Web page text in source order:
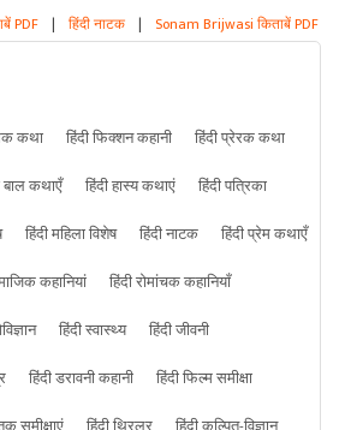
PDF | हिंदी नाटक | Sonam Brijwasi किताबें PDF
कथा हिंदी फिक्शन कहानी
हिंदी प्रेरक कथा
बाल कथाएँ हिंदी हास्य कथाएं
हिंदी पत्रिका
हिंदी महिला विशेष हिंदी नाटक
हिंदी प्रेम कथाएँ
कहानियां
हिंदी रोमांचक कहानियाँ
हिंदी स्वास्थ्य
हिंदी जीवनी
हिंदी डरावनी कहानी
हिंदी फिल्म समीक्षा